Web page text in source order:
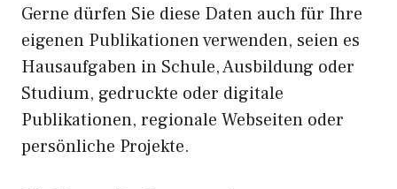
Gerne dürfen Sie diese Daten auch für Ihre
eigenen Publikationen verwenden, seien es
Hausaufgaben in Schule, Ausbildung oder
Studium, gedruckte oder digitale
Publikationen, regionale Webseiten oder
persönliche Projekte.